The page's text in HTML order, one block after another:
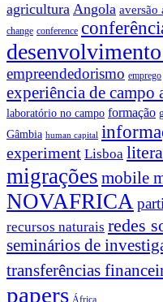
agricultura Angola aversão
change conference
empreendedorismo emprego
experiência de campo
laboratório no campo formação
Gâmbia human capital
experiment Lisboa
migrações mobile
NOVAFRICA
recursos naturais redes
seminários de
transferências
papers África